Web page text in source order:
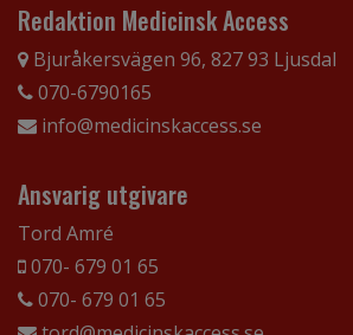
Redaktion Medicinsk Access
Bjuråkersvägen 96, 827 93 Ljusdal
070-6790165
info@medicinskaccess.se
Ansvarig utgivare
Tord Amré
070- 679 01 65
070- 679 01 65